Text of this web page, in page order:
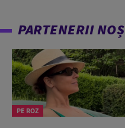
PARTENERII
PE ROZ